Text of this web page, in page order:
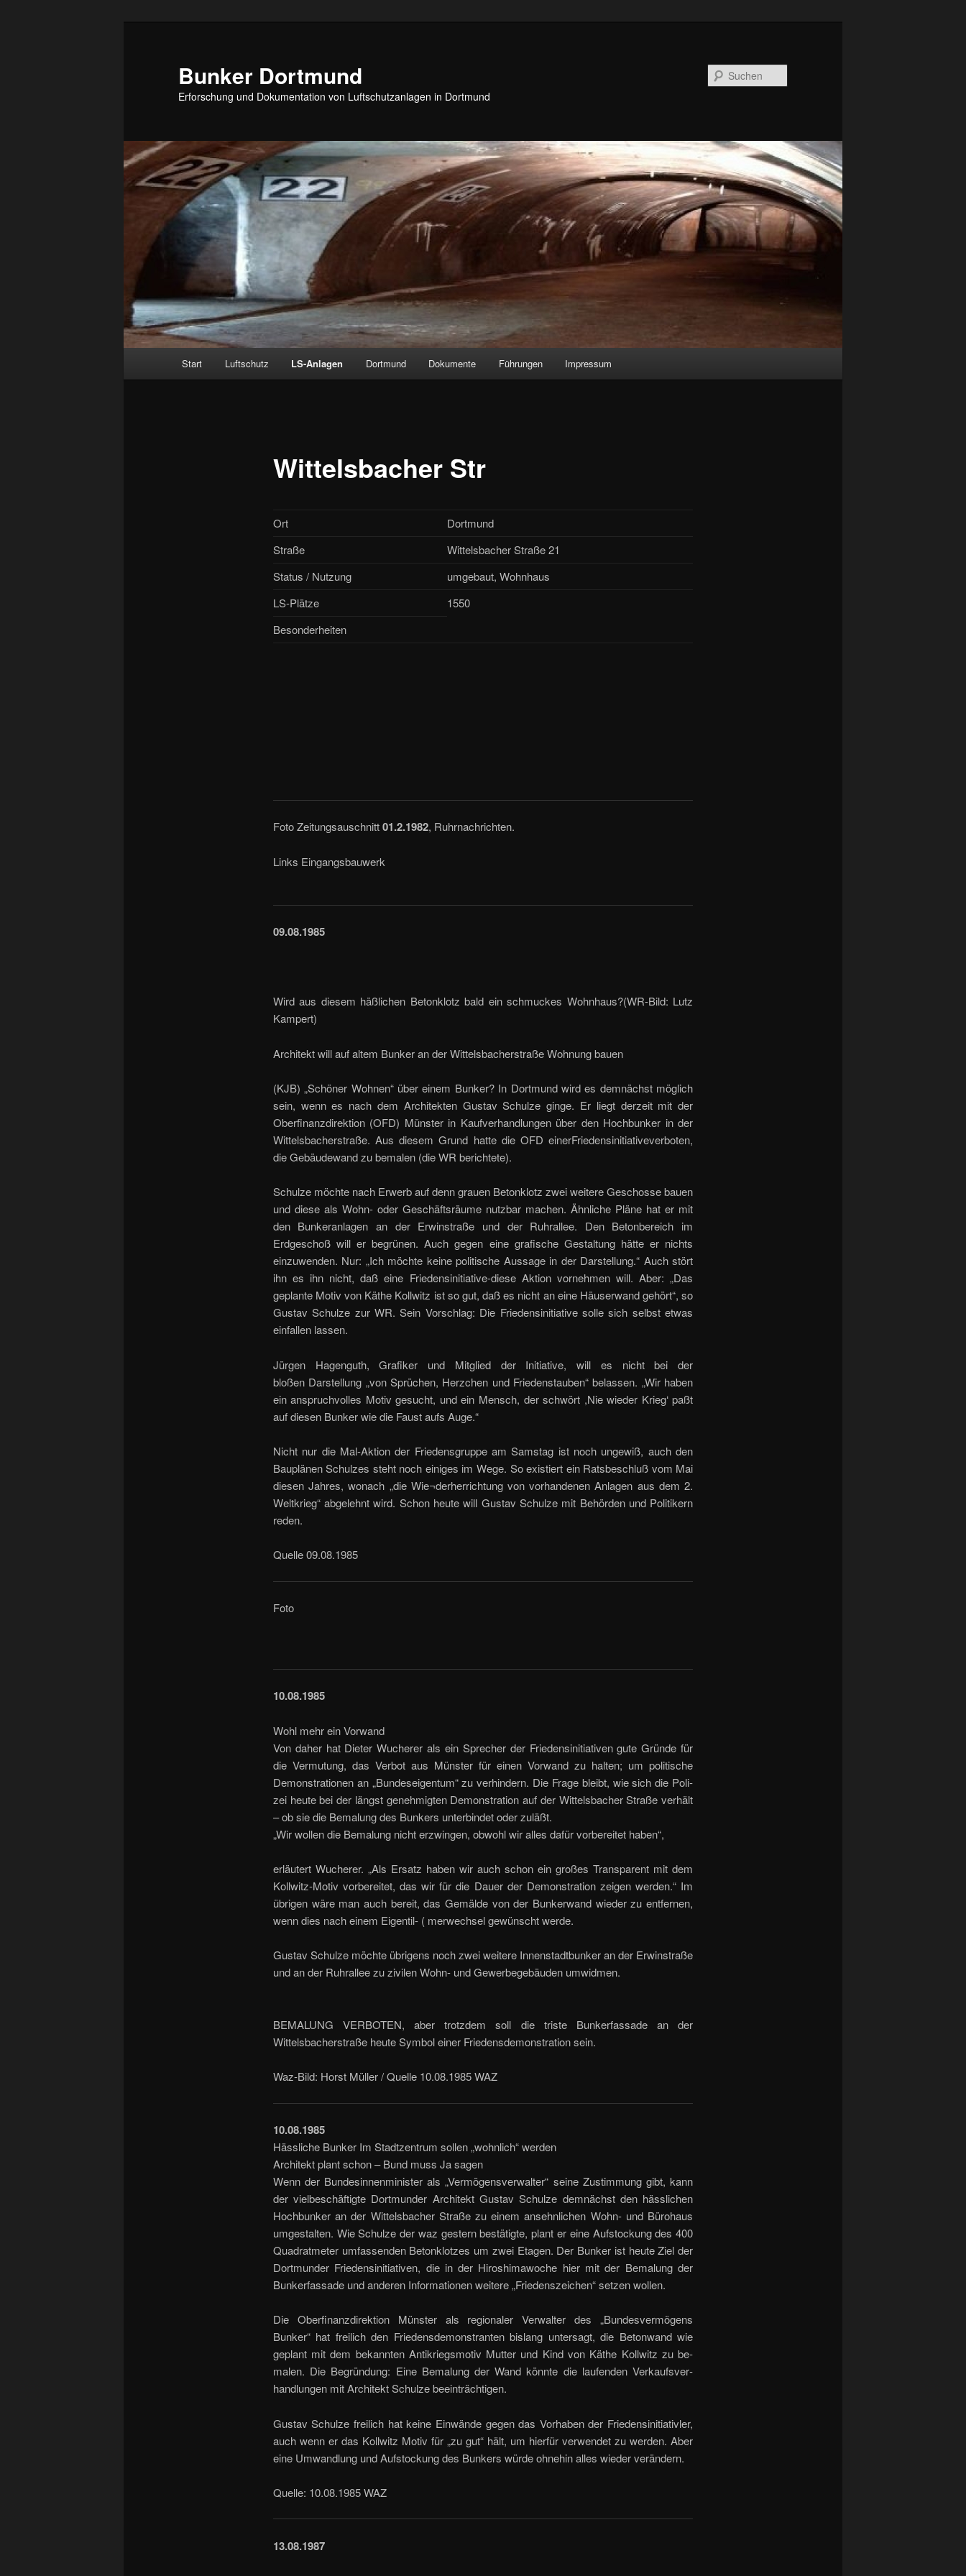
Bunker Dortmund
Erforschung und Dokumentation von Luftschutzanlagen in Dortmund
Start Luftschutz LS-Anlagen Dortmund Dokumente Führungen Impressum
Wittelsbacher Str
Ort
Dortmund
Straße
Wittelsbacher Straße 21
Status / Nutzung
umgebaut, Wohnhaus
LS-Plätze
1550
Besonderheiten
Foto Zeitungsauschnitt01.2.1982, Ruhrnachrichten.
Links Eingangsbauwerk
09.08.1985
Wird aus diesem häßlichen Betonklotz bald ein schmuckes Wohnhaus?(WR-Bild: Lutz
Kampert)
Architekt will auf altem Bunker an der Wittelsbacherstraße Wohnung bauen
(KJB) „Schöner Wohnen“ über einem Bunker? In Dortmund wird es demnächst möglich
sein, wenn es nach dem Architekten Gustav Schulze ginge. Er liegt derzeit mit der
Oberfinanzdirektion (OFD) Münster in Kaufverhandlungen über den Hochbunker in der
Wittelsbacherstraße. Aus diesem Grund hatte die OFD einerFriedensinitiativeverboten,
die Gebäudewand zu bemalen (die WR berichtete).
Schulze möchte nach Erwerb auf denn grauen Betonklotz zwei weitere Geschosse bauen
und diese als Wohn- oder Geschäftsräume nutzbar machen. Ähnliche Pläne hat er mit
den Bunkeranlagen an der Erwinstraße und der Ruhrallee. Den Betonbereich im
Erdgeschoß will er begrünen. Auch gegen eine grafische Gestaltung hätte er nichts
einzuwenden. Nur: „Ich möchte keine politische Aussage in der Darstellung.“ Auch stört
ihn es ihn nicht, daß eine Friedensinitiative-diese Aktion vornehmen will. Aber: „Das
geplante Motiv von Käthe Kollwitz ist so gut, daß es nicht an eine Häuserwand gehört“, so
Gustav Schulze zur WR. Sein Vorschlag: Die Friedensinitiative solle sich selbst etwas
einfallen lassen.
Jürgen Hagenguth, Grafiker und Mitglied der Initiative, will es nicht bei der
bloßen Darstellung „von Sprüchen, Herzchen und Friedenstauben“ belassen. „Wir haben
ein anspruchvolles Motiv gesucht, und ein Mensch, der schwört ,Nie wieder Krieg‘ paßt
auf diesen Bunker wie die Faust aufs Auge.“
Nicht nur die Mal-Aktion der Friedensgruppe am Samstag ist noch ungewiß, auch den
Bauplänen Schulzes steht noch einiges im Wege. So existiert ein Ratsbeschluß vom Mai
diesen Jahres, wonach „die Wie¬derherrichtung von vorhandenen Anlagen aus dem 2.
Weltkrieg“ abgelehnt wird. Schon heute will Gustav Schulze mit Behörden und Politikern
reden.
Quelle 09.08.1985
Foto
10.08.1985
Wohl mehr ein Vorwand
Von daher hat Dieter Wuche­rer als ein Sprecher der Frie­densinitiativen gute Gründe für
die Vermutung, das Verbot aus Münster für einen Vor­wand zu halten; um politische
Demonstrationen an „Bundes­eigentum“ zu verhindern. Die Frage bleibt, wie sich die Poli­
zei heute bei der längst geneh­migten Demonstration auf der Wittelsbacher Straße verhält
– ob sie die Bemalung des Bun­kers unterbindet oder zuläßt.
„Wir wollen die Bemalung nicht erzwingen, obwohl wir alles dafür vorbereitet haben“,
erläutert Wucherer. „Als Er­satz haben wir auch schon ein großes Transparent mit dem
Kollwitz-Motiv vorbereitet, das wir für die Dauer der De­monstration zeigen werden.“ Im
übrigen wäre man auch be­reit, das Gemälde von der Bun­kerwand wieder zu entfernen,
wenn dies nach einem Eigentil- ( merwechsel gewünscht werde.
Gustav Schulze möchte übri­gens noch zwei weitere Innen­stadtbunker an der Erwinstra­ße
und an der Ruhrallee zu zi­vilen Wohn- und Gewerbege­bäuden umwidmen.
BEMALUNG VERBOTEN, aber trotzdem soll die triste Bunkerfas­sade an der
Wittelsbacherstraße heute Symbol einer Friedens­demonstration sein.
Waz-Bild: Horst Müller / Quelle 10.08.1985 WAZ
10.08.1985
Hässliche Bunker Im Stadtzentrum sollen „wohnlich“ werden
Architekt plant schon – Bund muss Ja sagen
Wenn der Bundesinnenminister als „Vermögensverwalter“ seine Zustimmung gibt, kann
der vielbeschäftigte Dortmunder Architekt Gustav Schulze demnächst den hässlichen
Hochbun­ker an der Wittelsbacher Straße zu einem ansehnlichen Wohn­- und Bürohaus
umgestalten. Wie Schulze der waz gestern bestä­tigte, plant er eine Aufstockung des 400
Quadratmeter umfas­senden Betonklotzes um zwei Etagen. Der Bunker ist heute Ziel der
Dortmunder Friedensinitiativen, die in der Hiroshimawo­che hier mit der Bemalung der
Bunkerfassade und anderen In­formationen weitere „Friedenszeichen“ setzen wollen.
Die Oberfinanzdirektion Münster als regionaler Verwal­ter des „Bundesvermögens
Bunker“ hat freilich den Frie­densdemonstranten bislang untersagt, die Betonwand wie
geplant mit dem bekannten Antikriegsmotiv Mutter und Kind von Käthe Kollwitz zu be­
malen. Die Begründung: Eine Bemalung der Wand könnte die laufenden Verkaufsver­
handlungen mit Architekt Schulze beeinträchtigen.
Gustav Schulze freilich hat keine Einwände gegen das Vor­haben der Friedensinitiativler,
auch wenn er das Kollwitz­ Motiv für „zu gut“ hält, um hierfür verwendet zu werden. Aber
eine Umwandlung und Aufstockung des Bunkers wür­de ohnehin alles wieder verän­dern.
Quelle: 10.08.1985 WAZ
13.08.1987